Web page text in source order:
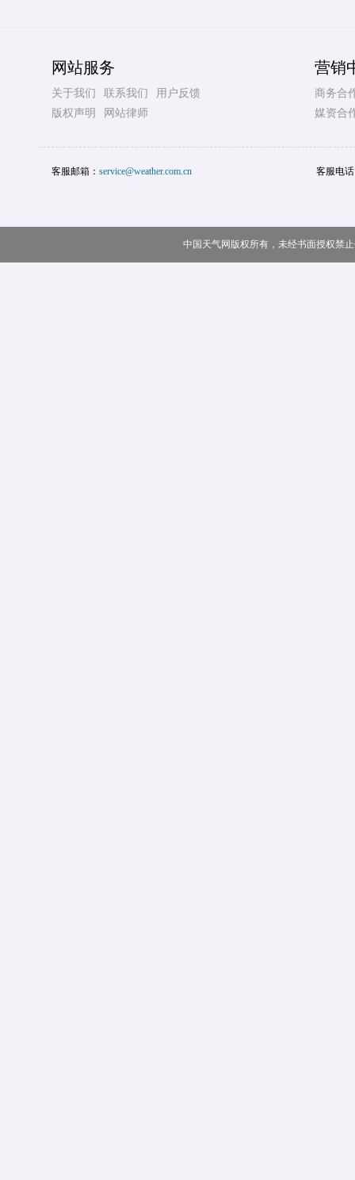
网站服务
关于我们 联系我们
用户反馈
版权声明
网站律师
营销
商务合
媒资合
客服邮箱： service@weather.com.cn 客服电
中国天气网版权所有，未经书面授权